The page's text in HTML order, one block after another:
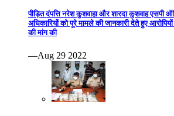
पीड़ित दंपत्ति नरेश कुशवाहा और शारदा कुशवाह एसपी
अधिकारियों को पूरे मामले की जानकारी देते हुए
की मांग की
—Aug 29 2022